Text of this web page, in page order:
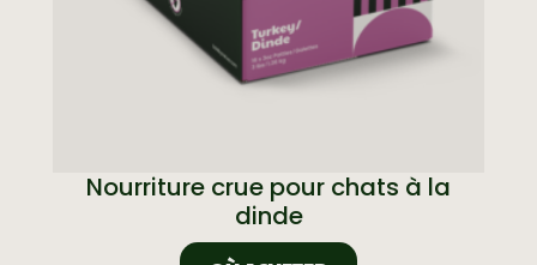
Nourriture crue pour chats à la
dinde